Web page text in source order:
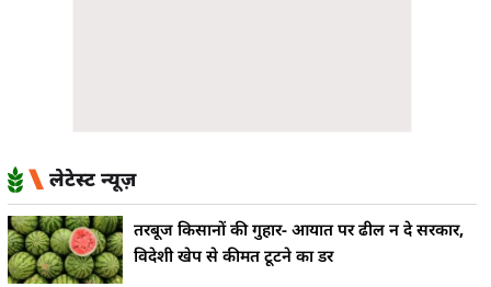
लेटेस्ट न्यूज़
तरबूज किसानों की गुहार- आयात पर ढील न दे सरकार,
विदेशी खेप से कीमत टूटने का डर